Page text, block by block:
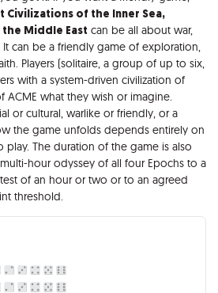
Civilizations of the Inner Sea,
Middle East can be all about war,
can be a friendly game of exploration,
Players (solitaire, a group of up to six,
with a system-driven civilization of
what they wish or imagine.
or cultural, warlike or friendly, or a
the game unfolds depends entirely on
play. The duration of the game is also
hour odyssey of all four Epochs to a
of an hour or two or to an agreed
threshold.